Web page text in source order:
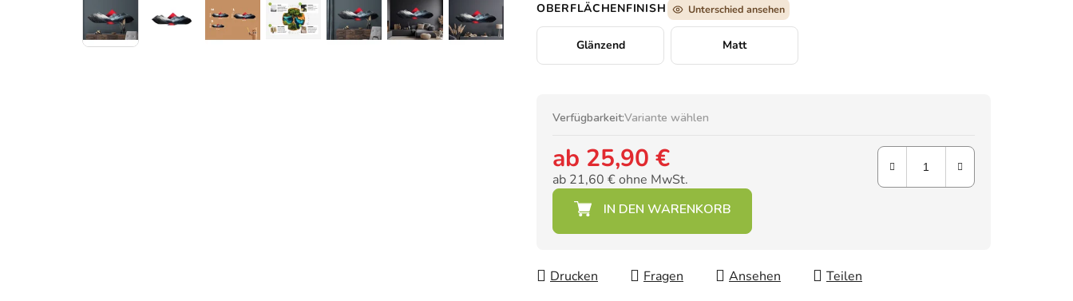
OBERFLÄCHENFINISH Unterschied ansehen
Glänzend Matt
Verfügbarkeit:Variante wählen
ab 25,90 €
ab 21,60 €ohne MwSt.
Verkaufspreis:
Drucken Fragen Ansehen Teilen